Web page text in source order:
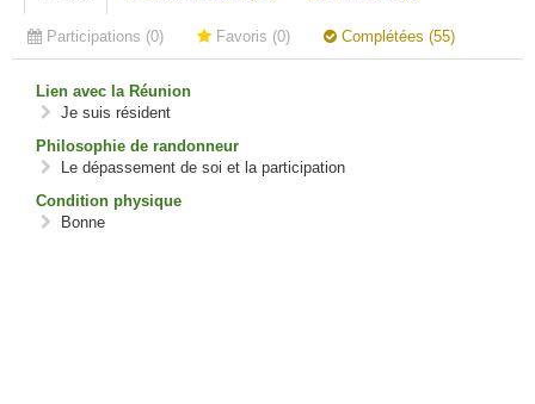
Participations (0) Favoris (0) Complétées (55)
Lien avec la Réunion
Je suis résident
Philosophie de randonneur
Le dépassement de soi et la participation
Condition physique
Bonne